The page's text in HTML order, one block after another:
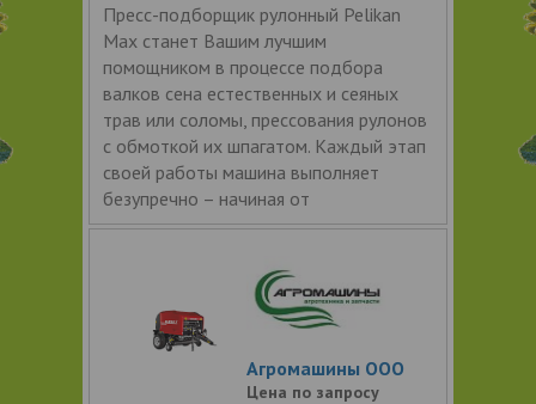
Пресс-подборщик рулонный Pelikan
Max станет Вашим лучшим
помощником в процессе подбора
валков сена естественных и сеяных
трав или соломы, прессования рулонов
с обмоткой их шпагатом. Каждый этап
своей работы машина выполняет
безупречно – начиная от
Агромашины ООО
Цена по запросу